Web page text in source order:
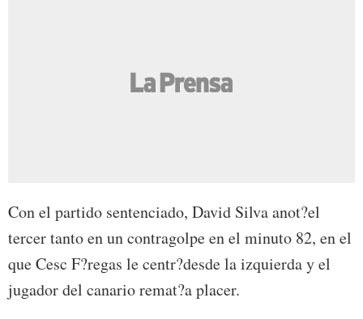
Con el partido sentenciado, David Silva anot?el
tercer tanto en un contragolpe en el minuto 82, en el
que Cesc F?regas le centr?desde la izquierda y el
jugador del canario remat?a placer.